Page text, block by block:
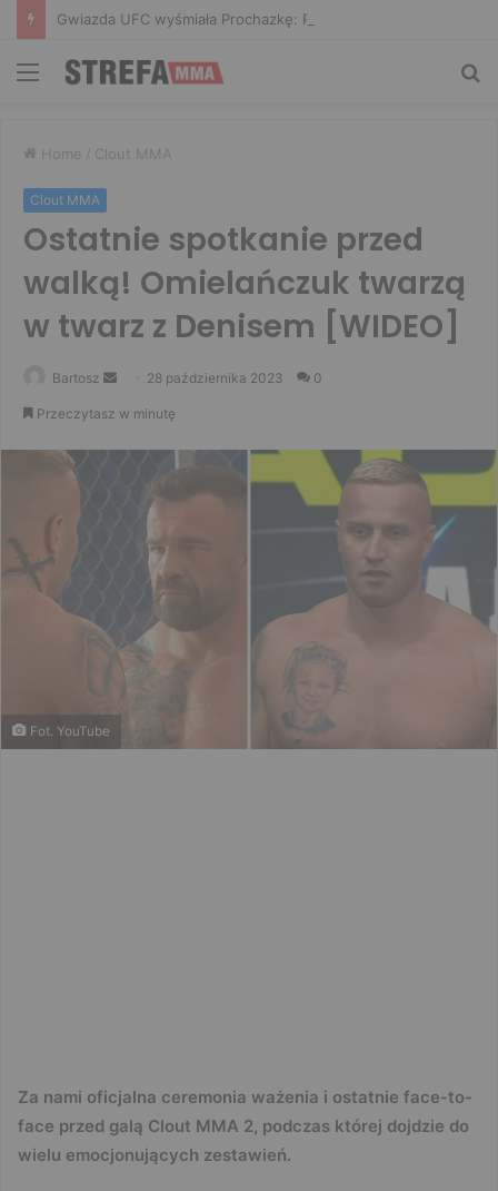
Menu
Home / Clout MMA
Clout MMA
Ostatnie spotkanie przed
walką! Omielańczuk twarzą
w twarz z Denisem [WIDEO]
Bartosz
Send 28 października 2023 0
Przeczytasz w minutę
Fot. YouTube
Za nami oficjalna ceremonia ważenia i ostatnie face-to-
face przed galą Clout MMA 2, podczas której dojdzie do
wielu emocjonujących zestawień.